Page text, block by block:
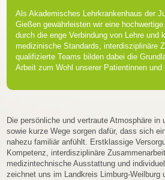
Als Akademisches Lehrkrankenhaus der
Gießen gewährleisten wir eine
durch die enge Verbindung von Lehre und
medizinische Standards, interdisziplinäre
qualifizierte Teams bilden dabei die
Arbeit zum Wohl unserer Patientinnen und
Die persönliche und vertraute Atmosphäre in
sowie kurze Wege sorgen dafür, dass sich
nahezu familiär anfühlt. Erstklassige
Kompetenz, interdisziplinäre
medizintechnische Ausstattung und
zeichnet uns im Landkreis Limburg-Weilburg